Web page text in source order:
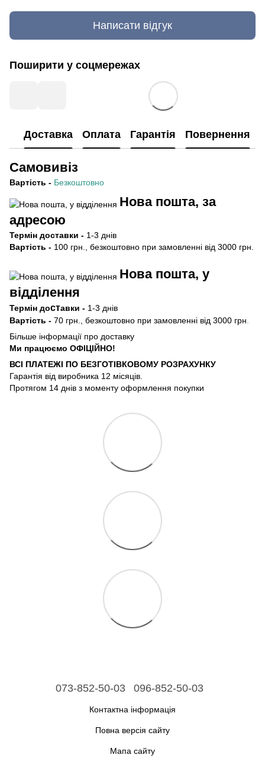
Написати відгук
Поширити у соцмережах
Доставка Оплата Гарантія Повернення
Самовивіз
Вартість - Безкоштовно
Нова пошта, за
адресою
Термін доставки - 1-3 днів
Вартість - 100 грн., безкоштовно при замовленні від 3000 грн.
Нова пошта, у
відділення
Термін доставки - 1-3 днів
Вартість - 70 грн., безкоштовно при замовленні від 3000 грн.
Більше інформації про доставку
Ми працюємо ОФIЦIЙНО!
ВСІ ПЛАТЕЖІ ПО БЕЗГОТIВКОВОМУ РОЗРАХУНКУ
Гарантія від виробника 12 місяців.
Протягом 14 днів з моменту оформлення покупки
073-852-50-03 096-852-50-03
Контактна інформація
Повна версія сайту
Мапа сайту